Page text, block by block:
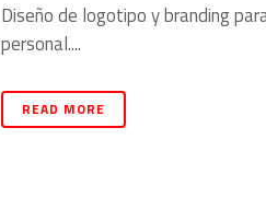
Diseño de logotipo y branding
personal....
READ MORE